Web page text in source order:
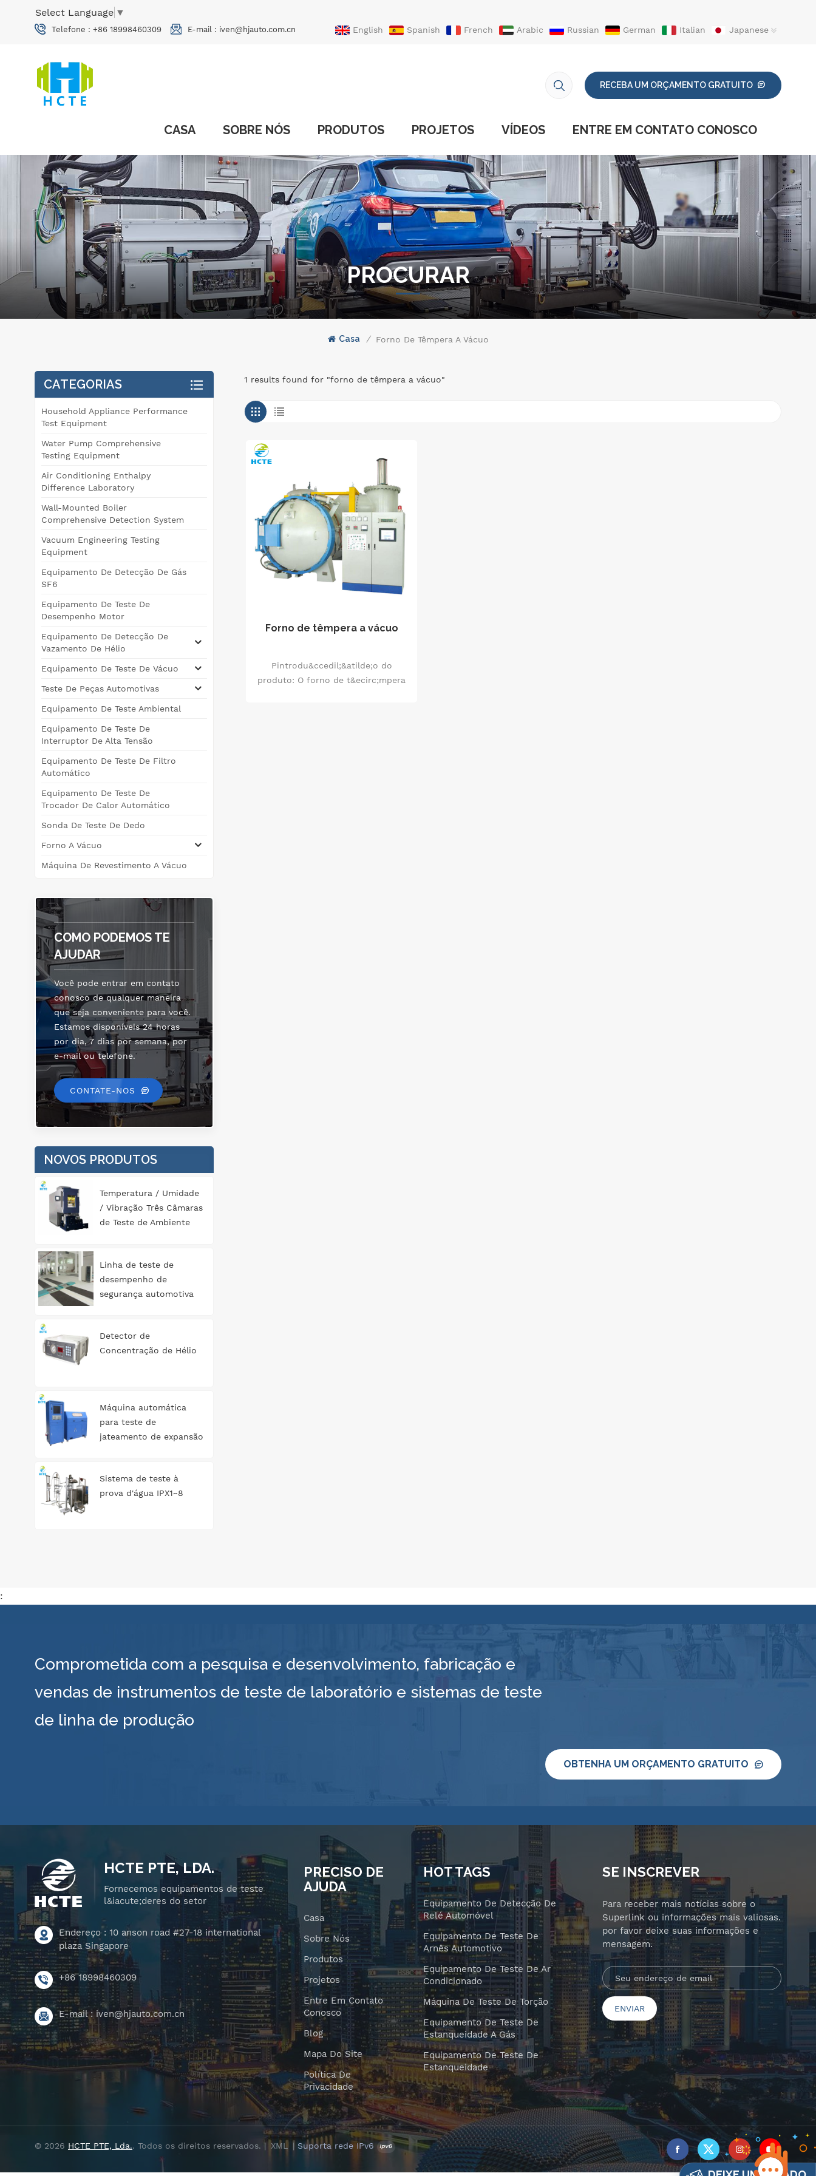
Select Language ▼
Telefone : +86 18998460309 E-mail : iven@hjauto.com.cn English Spanish French Arabic Russian German Italian
Japanese
RECEBA UM ORÇAMENTO GRATUITO
CASA SOBRE NÓS PRODUTOS PROJETOS VÍDEOS ENTRE EM CONTATO CONOSCO
PROCURAR
Casa / Forno De Têmpera A Vácuo
1 results found for "forno de têmpera a vácuo"
Forno de têmpera a vácuo
Pintrodu&ccedil;&atilde;o do
produto: O forno de t&ecirc;mpera
CATEGORIAS
Household Appliance Performance
Test Equipment
Water Pump Comprehensive
Testing Equipment
Air Conditioning Enthalpy
Difference Laboratory
Wall-Mounted Boiler
Comprehensive Detection System
Vacuum Engineering Testing
Equipment
Equipamento De Detecção De Gás
SF6
Equipamento De Teste De
Desempenho Motor
Equipamento De Detecção De
Vazamento De Hélio
Equipamento De Teste De Vácuo
Teste De Peças Automotivas
Equipamento De Teste Ambiental
Equipamento De Teste De
Interruptor De Alta Tensão
Equipamento De Teste De Filtro
Automático
Equipamento De Teste De
Trocador De Calor Automático
Sonda De Teste De Dedo
Forno A Vácuo
Máquina De Revestimento A Vácuo
COMO PODEMOS TE
AJUDAR
Você pode entrar em contato
conosco de qualquer maneira
que seja conveniente para você.
Estamos disponíveis 24 horas
por dia, 7 dias por semana, por
e-mail ou telefone.
CONTATE-NOS
NOVOS PRODUTOS
Temperatura / Umidade
/ Vibração Três Câmaras
de Teste de Ambiente
Linha de teste de
desempenho de
segurança automotiva
Detector de
Concentração de Hélio
Máquina automática
para teste de
jateamento de expansão
Sistema de teste à
prova d'água IPX1~8
:
Comprometida com a pesquisa e desenvolvimento, fabricação e
vendas de instrumentos de teste de laboratório e sistemas de teste
de linha de produção
OBTENHA UM ORÇAMENTO GRATUITO
HCTE PTE, LDA.
Fornecemos equipamentos de teste
l&iacute;deres do setor
Endereço : 10 anson road #27-18 international
plaza Singapore
+86 18998460309
E-mail : iven@hjauto.com.cn
SE INSCREVER
Para receber mais notícias sobre o
Superlink ou informações mais valiosas.
por favor deixe suas informações e
mensagem.
PRECISO DE
AJUDA
Casa
Sobre Nós
Produtos
Projetos
Entre Em Contato
Conosco
Blog
Mapa Do Site
Política De
Privacidade
HOT TAGS
Equipamento De Detecção De
Relé Automóvel
Equipamento De Teste De
Arnês Automotivo
Equipamento De Teste De Ar
Condicionado
Máquina De Teste De Torção
Equipamento De Teste De
Estanqueidade A Gás
Equipamento De Teste De
Estanqueidade
© 2026 HCTE PTE, Lda.. Todos os direitos reservados. | XML | Suporta rede IPv6